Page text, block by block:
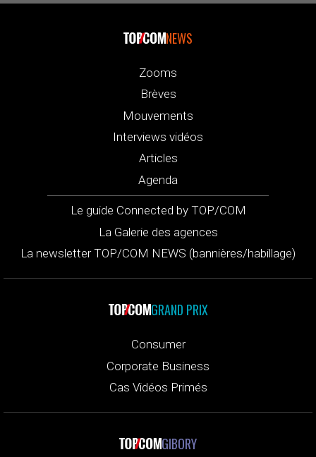
NEWS
Zooms
Brèves
Mouvements
Interviews vidéos
Articles
Agenda
Le guide Connected by TOP/COM
La Galerie des agences
La newsletter TOP/COM NEWS (bannières/habillage)
GRAND PRIX
Consumer
Corporate Business
Cas Vidéos Primés
GIBORY